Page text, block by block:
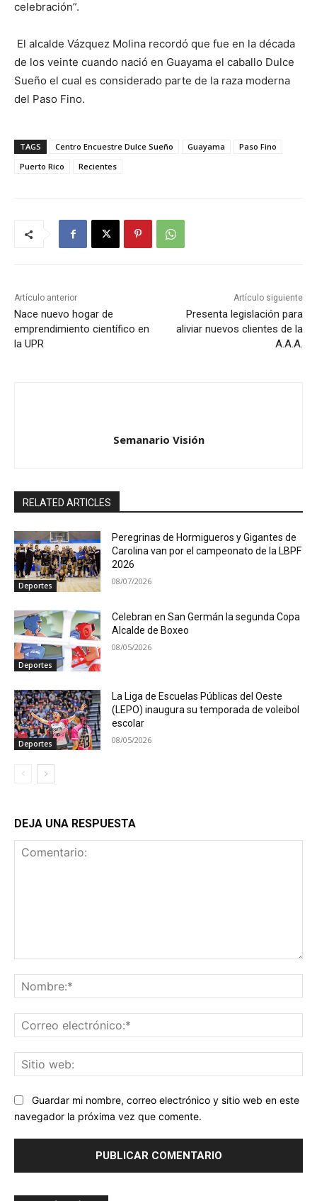
celebración”.
El alcalde Vázquez Molina recordó que fue en la década
de los veinte cuando nació en Guayama el caballo Dulce
Sueño el cual es considerado parte de la raza moderna
del Paso Fino.
TAGS Centro Encuestre Dulce Sueño Guayama
Paso Fino
Puerto Rico
Recientes
Artículo anterior
Nace nuevo hogar de
emprendimiento científico en
la UPR
Artículo siguiente
Presenta legislación para
aliviar nuevos clientes de la
A.A.A.
Semanario Visión
RELATED ARTICLES
Deportes
Peregrinas de Hormigueros y Gigantes de
Carolina van por el campeonato de la LBPF
2026
08/07/2026
Deportes
Celebran en San Germán la segunda Copa
Alcalde de Boxeo
08/05/2026
Deportes
La Liga de Escuelas Públicas del Oeste
(LEPO) inaugura su temporada de voleibol
escolar
08/05/2026
DEJA UNA RESPUESTA
Guardar mi nombre, correo electrónico y sitio web en este
navegador la próxima vez que comente.